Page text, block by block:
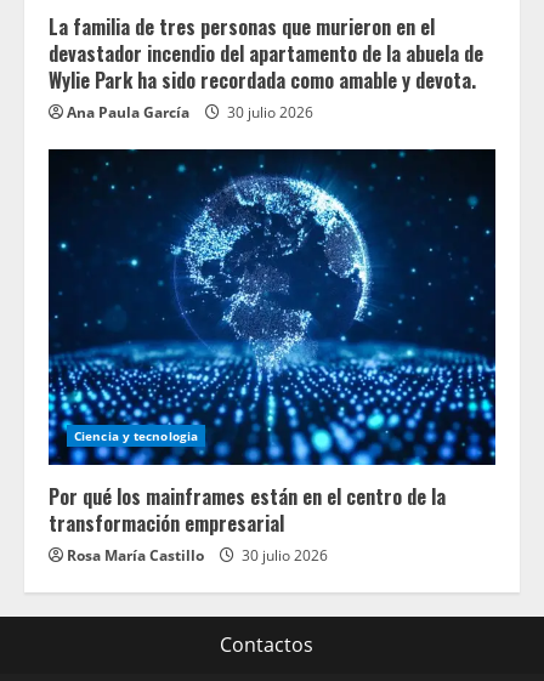
La familia de tres personas que murieron en el
devastador incendio del apartamento de la abuela de
Wylie Park ha sido recordada como amable y devota.
Ana Paula García 30 julio 2026
Ciencia y tecnologia
Por qué los mainframes están en el centro de la
transformación empresarial
Rosa María Castillo 30 julio 2026
Contactos